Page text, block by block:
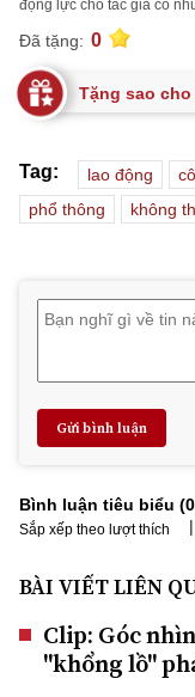
động lực cho tác giả có
Đã tặng: 0
Tặng sao
Tag: lao động
phổ thông
không
Gửi bình luận
Bình luận tiêu biểu (0
Sắp xếp theo lượt thích |
BÀI VIẾT LIÊN
Clip: Góc
"khổng lồ"